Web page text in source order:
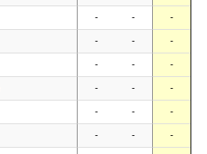
- - -
- - -
- - -
- - -
- - -
- - -